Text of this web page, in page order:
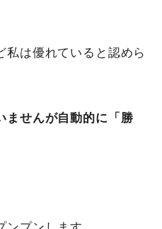
私は優れていると認めら
ませんが自動的に「勝